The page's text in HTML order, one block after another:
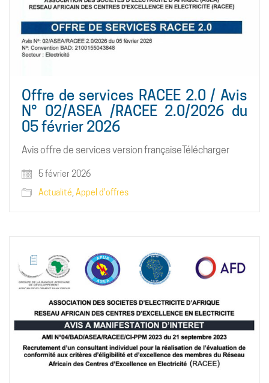
Offre de services RACEE 2.0 / Avis
N° 02/ASEA /RACEE 2.0/2026 du
05 février 2026
Avis offre de services version françaiseTélécharger
5 février 2026
Actualité Appel d'offres